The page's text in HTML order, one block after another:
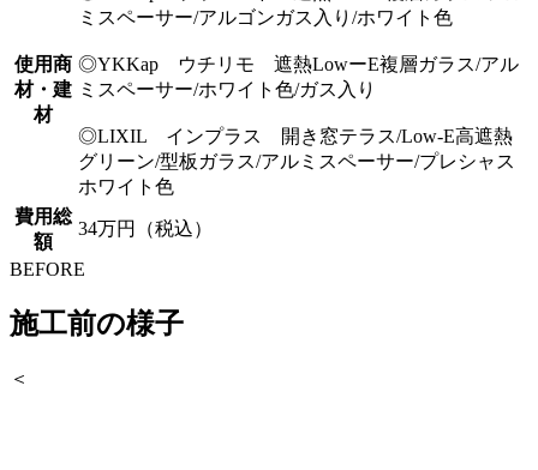
使用商
材・建
材
ミスペーサー/アルゴンガス入り/ホワイト色
◎YKKap ウチリモ 遮熱LowーE複層ガラス/アル
ミスペーサー/ホワイト色/ガス入り
◎LIXIL インプラス 開き窓テラス/Low-E高遮熱
グリーン/型板ガラス/アルミスペーサー/プレシャス
ホワイト色
費用総
額
34万円（税込）
BEFORE
施工前の様子
＜